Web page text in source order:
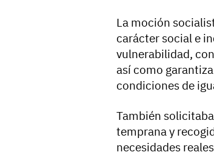
La moción
carácter social e
vulnerabilidad,
así como
condiciones de
También
temprana y
necesidades